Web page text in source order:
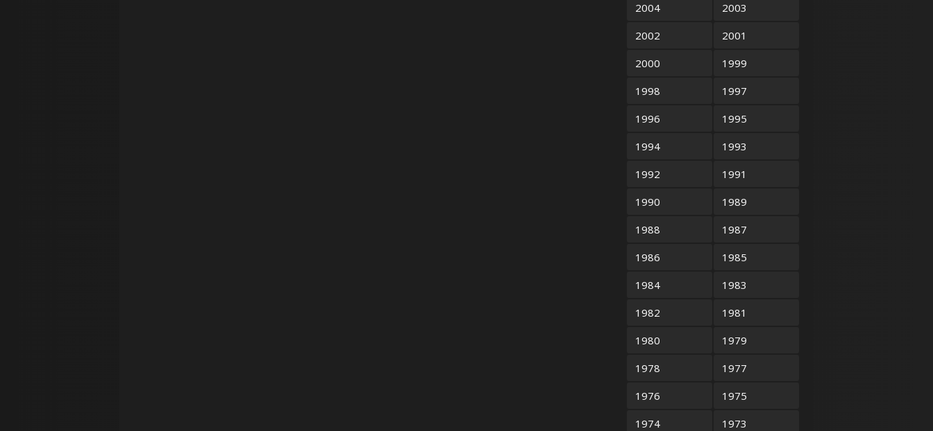
2004
2003
2002
2001
2000
1999
1998
1997
1996
1995
1994
1993
1992
1991
1990
1989
1988
1987
1986
1985
1984
1983
1982
1981
1980
1979
1978
1977
1976
1975
1974
1973